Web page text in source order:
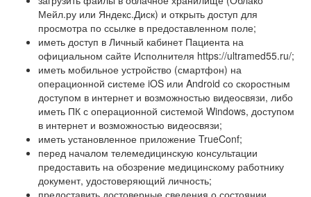
Мейл.ру или Яндекс.Диск) и открыть доступ для
просмотра по ссылке в предоставленном поле;
иметь доступ в Личный кабинет Пациента на
официальном сайте Исполнителя https://ultramed55.ru/;
иметь мобильное устройство (смартфон) на
операционной системе iOS или Android со скоростным
доступом в интернет и возможностью видеосвязи, либо
иметь ПК с операционной системой Windows, доступом
в интернет и возможностью видеосвязи;
иметь установленное приложение TrueConf;
перед началом телемедицинскую консультации
предоставить на обозрение медицинскому работнику
документ, удостоверяющий личность;
предоставить достоверные сведения о состоянии